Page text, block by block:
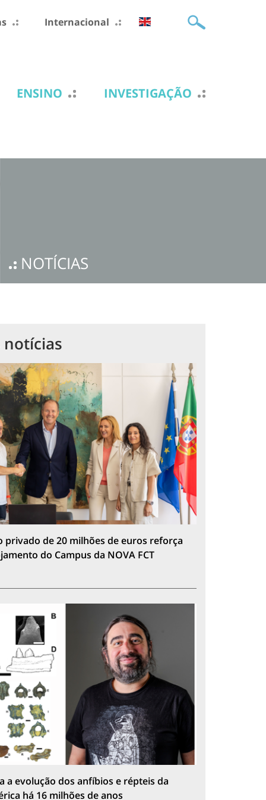
Internacional
ENSINO INVESTIGAÇÃO
NOTÍCIAS
privado de 20 milhões de euros reforça
do Campus da NOVA FCT
a evolução dos anfíbios e répteis da
há 16 milhões de anos